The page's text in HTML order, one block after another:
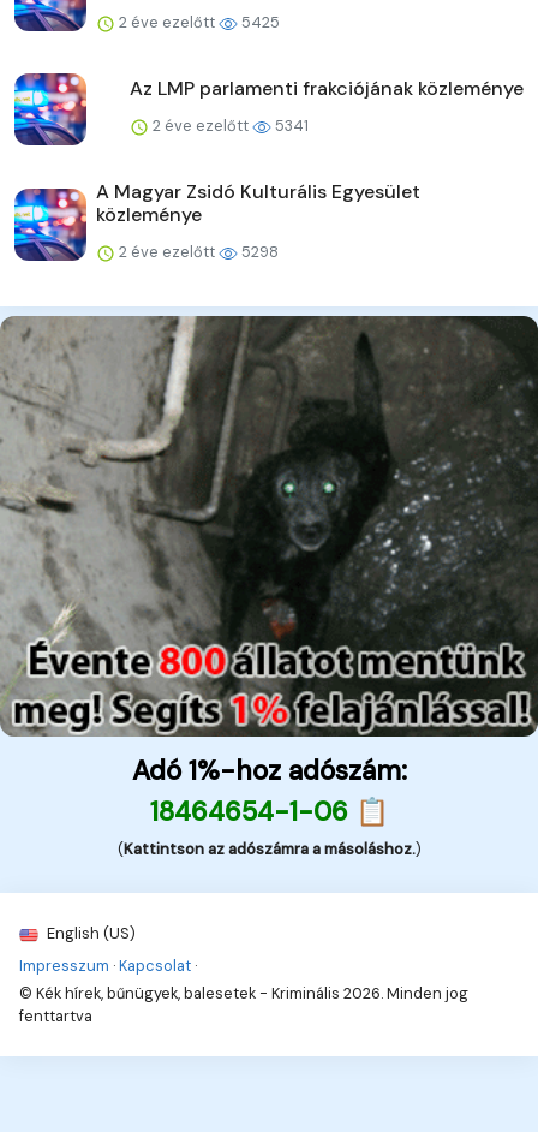
2 éve ezelőtt 5425
Az LMP parlamenti frakciójának közleménye
2 éve ezelőtt 5341
A Magyar Zsidó Kulturális Egyesület
közleménye
2 éve ezelőtt 5298
Adó 1%-hoz adószám:
18464654-1-06 📋
(Kattintson az adószámra a másoláshoz.)
English (US)
Impresszum ·Kapcsolat ·
© Kék hírek, bűnügyek, balesetek - Kriminális 2026. Minden jog
fenttartva